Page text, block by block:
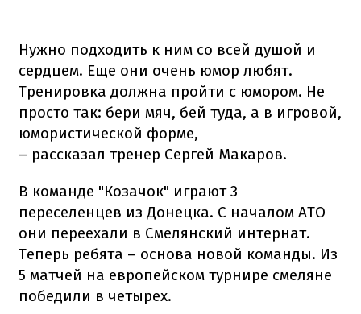
Нужно подходить к ним со всей душой и
сердцем. Еще они очень юмор любят.
Тренировка должна пройти с юмором. Не
просто так: бери мяч, бей туда, а в игровой,
юмористической форме,
– рассказал тренер Сергей Макаров.
В команде "Козачок" играют 3
переселенцев из Донецка. С началом АТО
они переехали в Смелянский интернат.
Теперь ребята – основа новой команды. Из
5 матчей на европейском турнире смеляне
победили в четырех.